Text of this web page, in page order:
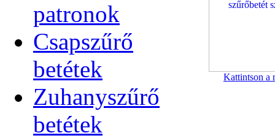
patronok
Csapszűrő
betétek
Zuhanyszűrő
betétek
Kattintson a